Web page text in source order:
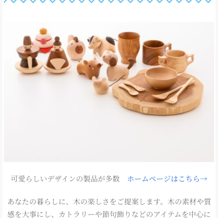
可愛らしいデザインの製品が多数 ホームページはこちら→
あなたの暮らしに、木の楽しさをご提案します。木の素材や質
感を大事にし、カトラリーや節句飾りなどのアイテムを中心に